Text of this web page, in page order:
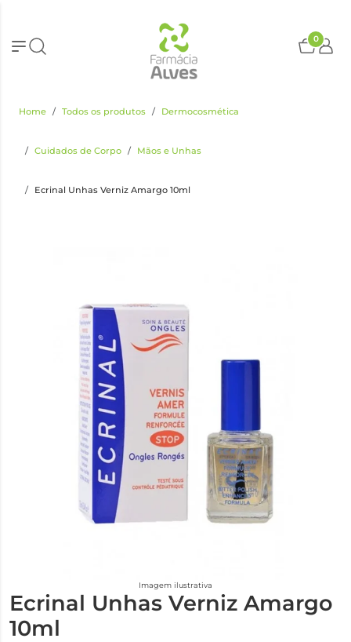
0
Home Todos os produtos Dermocosmética
Cuidados de Corpo Mãos e Unhas
Ecrinal Unhas Verniz Amargo 10ml
Imagem ilustrativa
Ecrinal Unhas Verniz Amargo
10ml